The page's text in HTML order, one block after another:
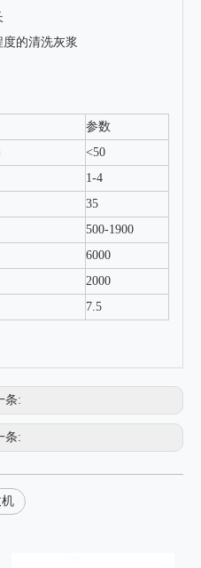
的清洗灰浆
参数
<50
1-4
35
500-1900
6000
2000
7.5
条:
条: